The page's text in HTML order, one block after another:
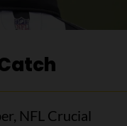
NFL Crucial